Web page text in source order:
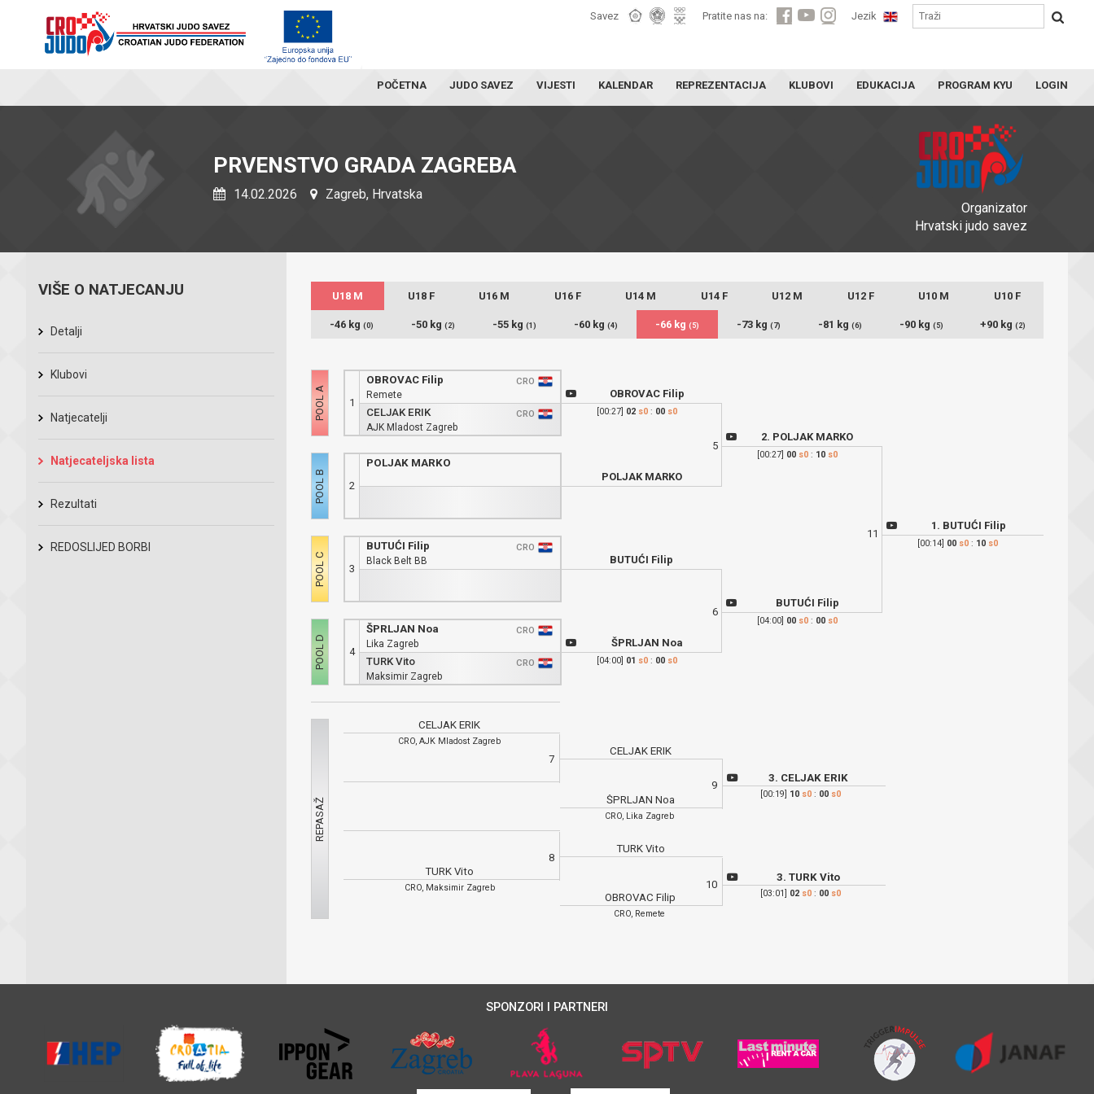
Savez Pratite nas na: Jezik
POČETNA JUDO SAVEZ VIJESTI KALENDAR REPREZENTACIJA KLUBOVI EDUKACIJA PROGRAM KYU LOGIN
Organizator
Hrvatski judo savez
PRVENSTVO GRADA ZAGREBA
14.02.2026 Zagreb, Hrvatska
VIŠE O NATJECANJU
Detalji
Klubovi
Natjecatelji
Natjecateljska lista
Rezultati
REDOSLIJED BORBI
U18 M U18 F U16 M U16 F U14 M U14 F U12 M U12 F U10 M U10 F
-46 kg (0) -50 kg (2) -55 kg (1) -60 kg (4) -66 kg (5) -73 kg (7) -81 kg (6) -90 kg (5) +90 kg (2)
1
OBROVAC Filip
CRO
Remete
CELJAK ERIK
CRO
AJK Mladost Zagreb
2
POLJAK MARKO
3
BUTUĆI Filip
CRO
Black Belt BB
4
ŠPRLJAN Noa
CRO
Lika Zagreb
TURK Vito
CRO
Maksimir Zagreb
5
OBROVAC Filip
[00:27] 02 s0: 00 s0
POLJAK MARKO
6
BUTUĆI Filip
ŠPRLJAN Noa
[04:00] 01 s0: 00 s0
11
2. POLJAK MARKO
[00:27] 00 s0: 10 s0
BUTUĆI Filip
[04:00] 00 s0: 00 s0
1. BUTUĆI Filip
[00:14] 00 s0 : 10 s0
CELJAK ERIK
CRO, AJK Mladost Zagreb
TURK Vito
CRO, Maksimir Zagreb
7
CELJAK ERIK
ŠPRLJAN Noa
CRO, Lika Zagreb
8
TURK Vito
OBROVAC Filip
CRO, Remete
9
3. CELJAK ERIK
[00:19] 10 s0 : 00 s0
10
3. TURK Vito
[03:01] 02 s0 : 00 s0
SPONZORI I PARTNERI